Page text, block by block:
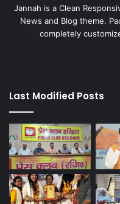
Jannah is a Clean
News and Blog theme.
completely
Last Modified Posts